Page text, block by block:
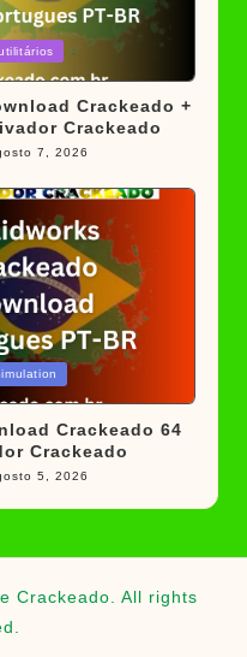
Crackeado +
Crackeado
7, 2026
Crackeado 64
Crackeado
5, 2026
Crackeado. All rights